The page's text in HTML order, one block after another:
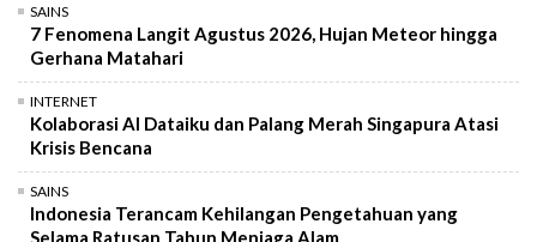
SAINS
7 Fenomena Langit Agustus 2026, Hujan Meteor hingga
Gerhana Matahari
INTERNET
Kolaborasi AI Dataiku dan Palang Merah Singapura Atasi
Krisis Bencana
SAINS
Indonesia Terancam Kehilangan Pengetahuan yang
Selama Ratusan Tahun Menjaga Alam